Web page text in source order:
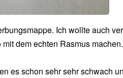
Ich wollte auch
dem echten Rasmus
es schon sehr sehr schwach